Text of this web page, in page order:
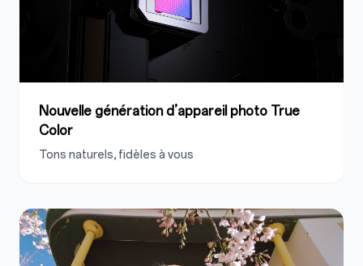
Nouvelle génération d’appareil photo True
Color
Tons naturels, fidèles à vous